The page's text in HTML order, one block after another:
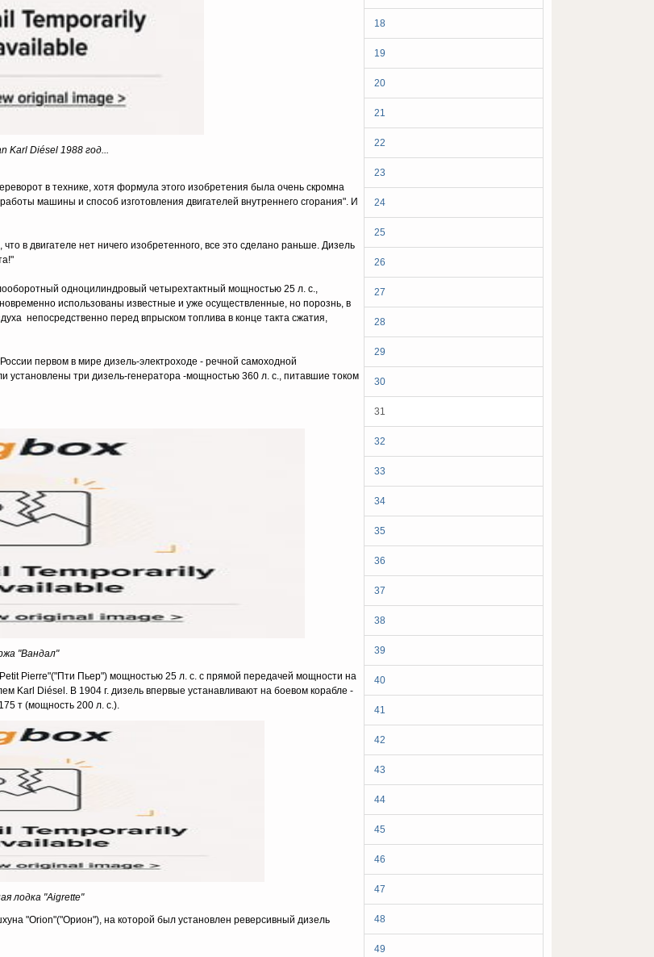
18
19
20
21
22
23
24
25
26
27
28
29
30
31
32
33
34
35
36
37
38
39
40
41
42
43
44
45
46
47
48
49
Karl Diésel 1988 год...
в технике, хотя формула этого изобретения была очень скромна
машины и способ изготовления двигателей внутреннего сгорания". И
в двигателе нет ничего изобретенного, все это сделано раньше. Дизель
одноцилиндровый четырехтактный мощностью 25 л. c.,
использованы известные и уже осуществленные, но порознь, в
непосредственно перед впрыском топлива в конце такта сжатия,
первом в мире дизель-электроходе - речной самоходной
три дизель-генератора -мощностью 360 л. c., питавшие током
"Вандал"
Pierre"("Пти Пьер") мощностью 25 л. с. с прямой передачей мощности на
Karl Diésel. В 1904 г. дизель впервые устанавливают на боевом корабле -
т (мощность 200 л. c.).
лодка "Aigrette"
"Orion"("Орион"), на которой был установлен реверсивный дизель